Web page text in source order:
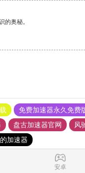
的奥秘。
免费加速器永久免费
盘古加速器官网 风
加速器
安卓